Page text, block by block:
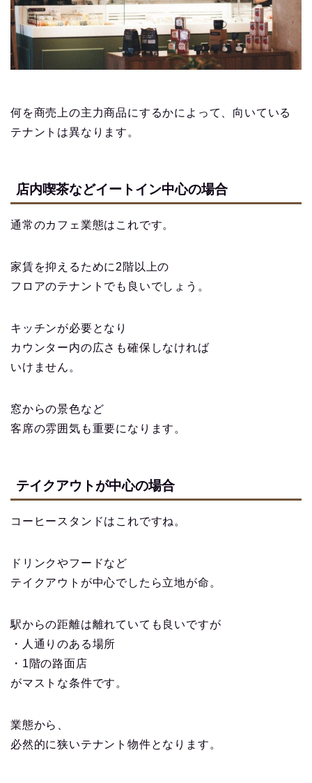
何を商売上の主力商品にするかによって、向いている
テナントは異なります。
店内喫茶などイートイン中心の場合
通常のカフェ業態はこれです。
家賃を抑えるために2階以上の
フロアのテナントでも良いでしょう。
キッチンが必要となり
カウンター内の広さも確保しなければ
いけません。
窓からの景色など
客席の雰囲気も重要になります。
テイクアウトが中心の場合
コーヒースタンドはこれですね。
ドリンクやフードなど
テイクアウトが中心でしたら立地が命。
駅からの距離は離れていても良いですが
・人通りのある場所
・1階の路面店
がマストな条件です。
業態から、
必然的に狭いテナント物件となります。